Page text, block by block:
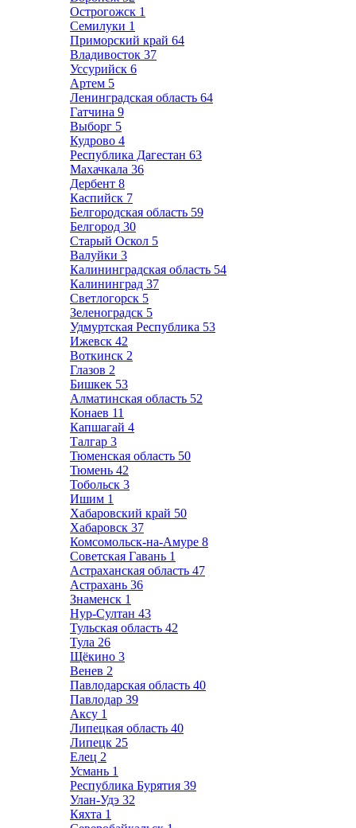
Острогожск 1
Семилуки 1
Приморский край 64
Владивосток 37
Уссурийск 6
Артем 5
Ленинградская область 64
Гатчина 9
Выборг 5
Кудрово 4
Республика Дагестан 63
Махачкала 36
Дербент 8
Каспийск 7
Белгородская область 59
Белгород 30
Старый Оскол 5
Валуйки 3
Калининградская область 54
Калининград 37
Светлогорск 5
Зеленоградск 5
Удмуртская Республика 53
Ижевск 42
Воткинск 2
Глазов 2
Бишкек 53
Алматинская область 52
Конаев 11
Капшагай 4
Талгар 3
Тюменская область 50
Тюмень 42
Тобольск 3
Ишим 1
Хабаровский край 50
Хабаровск 37
Комсомольск-на-Амуре 8
Советская Гавань 1
Астраханская область 47
Астрахань 36
Знаменск 1
Нур-Султан 43
Тульская область 42
Тула 26
Щёкино 3
Венев 2
Павлодарская область 40
Павлодар 39
Аксу 1
Липецкая область 40
Липецк 25
Елец 2
Усмань 1
Республика Бурятия 39
Улан-Удэ 32
Кяхта 1